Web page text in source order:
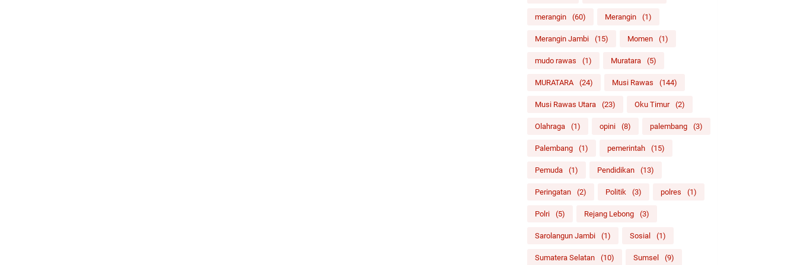
merangin (60) Merangin (1)
Merangin Jambi (15) Momen (1)
mudo rawas (1) Muratara (5)
MURATARA (24) Musi Rawas (144)
Musi Rawas Utara (23) Oku Timur (2)
Olahraga (1) opini (8) palembang (3)
Palembang (1) pemerintah (15)
Pemuda (1) Pendidikan (13)
Peringatan (2) Politik (3) polres (1)
Polri (5) Rejang Lebong (3)
Sarolangun Jambi (1) Sosial (1)
Sumatera Selatan (10) Sumsel (9)